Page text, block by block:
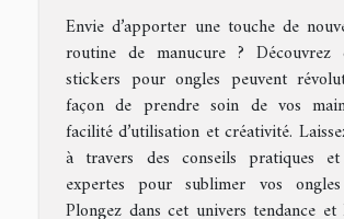
Envie d’apporter une touche de
routine de manucure ? Découvrez
stickers pour ongles peuvent
façon de prendre soin de vos
facilité d’utilisation et créativité.
à travers des conseils pratiques
expertes pour sublimer vos
Plongez dans cet univers tendance